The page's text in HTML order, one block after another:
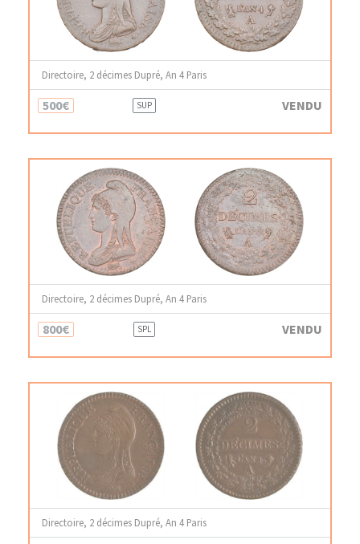
Directoire, 2 décimes Dupré, An 4 Paris
500€ SUP VENDU
Directoire, 2 décimes Dupré, An 4 Paris
800€ SPL VENDU
Directoire, 2 décimes Dupré, An 4 Paris